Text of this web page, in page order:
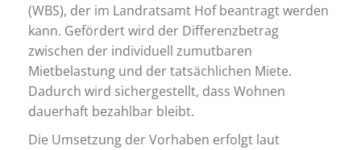
(WBS), der im Landratsamt Hof beantragt werden
kann. Gefördert wird der Differenzbetrag
zwischen der individuell zumutbaren
Mietbelastung und der tatsächlichen Miete.
Dadurch wird sichergestellt, dass Wohnen
dauerhaft bezahlbar bleibt.
Die Umsetzung der Vorhaben erfolgt laut